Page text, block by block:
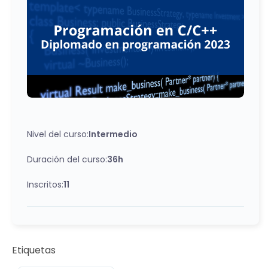
Nivel del curso:Intermedio
Duración del curso:36h
Inscritos:11
Etiquetas